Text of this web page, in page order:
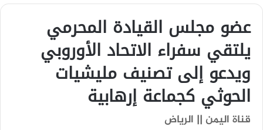
عضو مجلس القيادة المحرمي
يلتقي سفراء الاتحاد الأوروبي
ويدعو إلى تصنيف مليشيات
الحوثي كجماعة إرهابية
قناة اليمن || الرياض